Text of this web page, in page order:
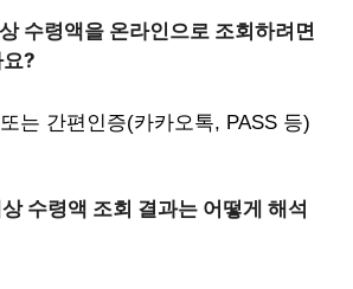
수령액을 온라인으로 조회하려면
?
는 간편인증(카카오톡, PASS 등)
수령액 조회 결과는 어떻게 해석